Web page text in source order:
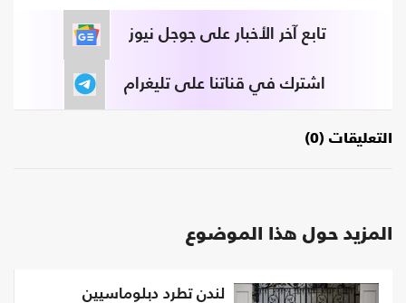
تابع آخر الأخبار على جوجل نيوز
اشترك في قناتنا على تليغرام
التعليقات (0)
المزيد حول هذا الموضوع
لندن تطرد دبلوماسيين